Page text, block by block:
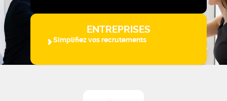
ENTREPRISES
Simplifiez vos recrutements